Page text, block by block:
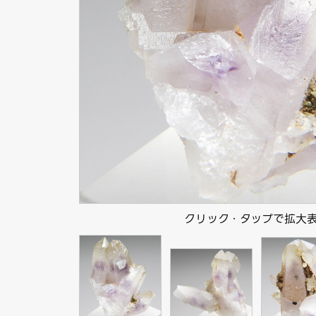
クリック・タップで拡大